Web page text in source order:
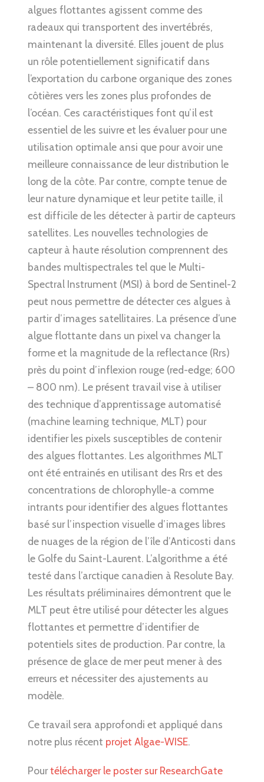
algues flottantes agissent comme des
radeaux qui transportent des invertébrés,
maintenant la diversité. Elles jouent de plus
un rôle potentiellement significatif dans
l’exportation du carbone organique des zones
côtières vers les zones plus profondes de
l’océan. Ces caractéristiques font qu’il est
essentiel de les suivre et les évaluer pour une
utilisation optimale ansi que pour avoir une
meilleure connaissance de leur distribution le
long de la côte. Par contre, compte tenue de
leur nature dynamique et leur petite taille, il
est difficile de les détecter à partir de capteurs
satellites. Les nouvelles technologies de
capteur à haute résolution comprennent des
bandes multispectrales tel que le Multi-
Spectral Instrument (MSI) à bord de Sentinel-2
peut nous permettre de détecter ces algues à
partir d’images satellitaires. La présence d’une
algue flottante dans un pixel va changer la
forme et la magnitude de la reflectance (Rrs)
près du point d’inflexion rouge (red-edge; 600
– 800 nm). Le présent travail vise à utiliser
des technique d’apprentissage automatisé
(machine learning technique, MLT) pour
identifier les pixels susceptibles de contenir
des algues flottantes. Les algorithmes MLT
ont été entrainés en utilisant des Rrs et des
concentrations de chlorophylle-a comme
intrants pour identifier des algues flottantes
basé sur l’inspection visuelle d’images libres
de nuages de la région de l’île d’Anticosti dans
le Golfe du Saint-Laurent. L’algorithme a été
testé dans l’arctique canadien à Resolute Bay.
Les résultats préliminaires démontrent que le
MLT peut être utilisé pour détecter les algues
flottantes et permettre d’identifier de
potentiels sites de production. Par contre, la
présence de glace de mer peut mener à des
erreurs et nécessiter des ajustements au
modèle.
Ce travail sera approfondi et appliqué dans
notre plus récent projet Algae-WISE.
Pourtélécharger le poster sur ResearchGate